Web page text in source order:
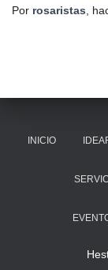
Por rosaristas ,
INICIO